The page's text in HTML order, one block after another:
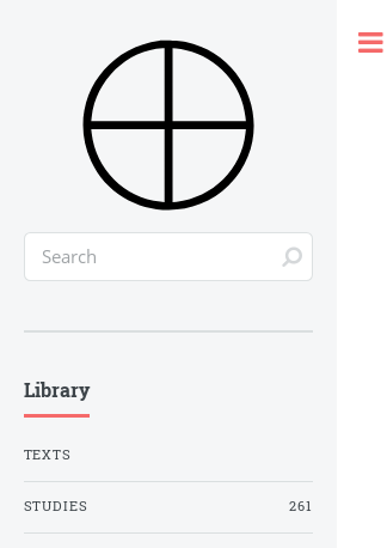
Library
TEXTS
STUDIES 261